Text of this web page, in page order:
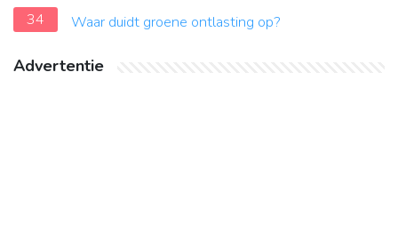
34
Waar duidt groene ontlasting op?
Advertentie